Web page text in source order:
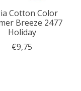
Cotton Color
Breeze 2477
Holiday
€9,75